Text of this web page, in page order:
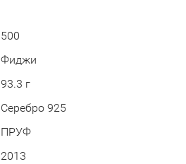
500
Фиджи
93.3 г
Серебро 925
ПРУФ
2013